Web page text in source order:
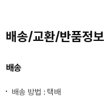
배송/교환/반품정보
배송
배송 방법 : 택배